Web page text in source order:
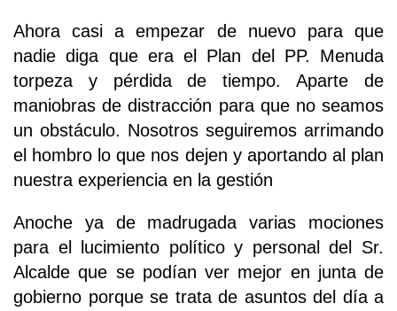
Ahora casi a empezar de nuevo para que
nadie diga que era el Plan del PP. Menuda
torpeza y pérdida de tiempo. Aparte de
maniobras de distracción para que no seamos
un obstáculo. Nosotros seguiremos arrimando
el hombro lo que nos dejen y aportando al plan
nuestra experiencia en la gestión
Anoche ya de madrugada varias mociones
para el lucimiento político y personal del Sr.
Alcalde que se podían ver mejor en junta de
gobierno porque se trata de asuntos del día a